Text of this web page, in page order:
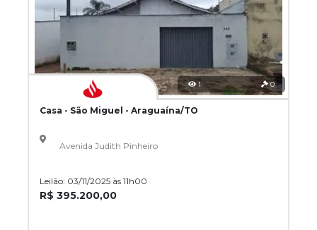
1 0
Casa - São Miguel - Araguaína/TO
Avenida Judith Pinheiro
Leilão: 03/11/2025 às 11h00
R$ 395.200,00